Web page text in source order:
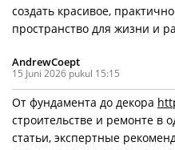
создать красивое,
пространство для жизни и
AndrewCoept
15 Juni 2026 pukul 15:15
От фундамента до декора
строительстве и ремонте в
статьи, экспертные